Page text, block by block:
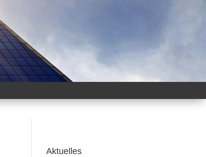
Aktuelles